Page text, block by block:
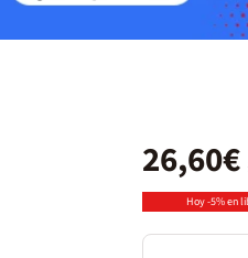
26,60€
Hoy -5% en